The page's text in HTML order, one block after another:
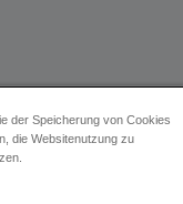
der Speicherung von Cookies
die Websitenutzung zu